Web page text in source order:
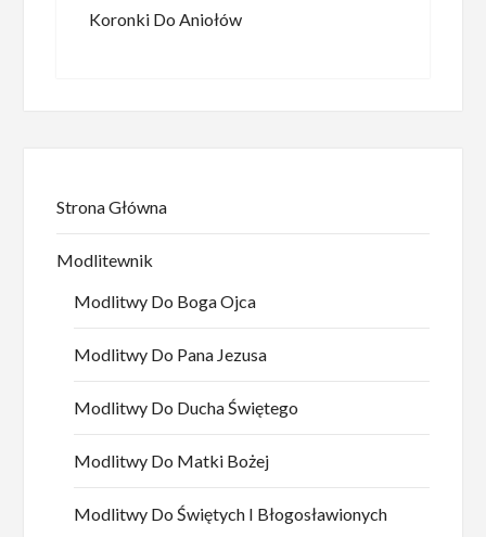
Koronki Do Aniołów
Strona Główna
Modlitewnik
Modlitwy Do Boga Ojca
Modlitwy Do Pana Jezusa
Modlitwy Do Ducha Świętego
Modlitwy Do Matki Bożej
Modlitwy Do Świętych I Błogosławionych